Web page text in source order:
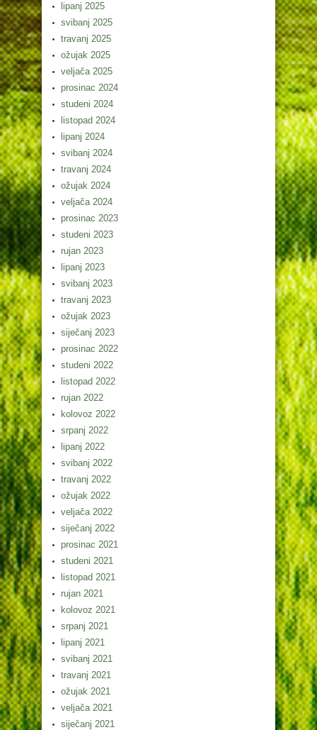
lipanj 2025
svibanj 2025
travanj 2025
ožujak 2025
veljača 2025
prosinac 2024
studeni 2024
listopad 2024
lipanj 2024
svibanj 2024
travanj 2024
ožujak 2024
veljača 2024
prosinac 2023
studeni 2023
rujan 2023
lipanj 2023
svibanj 2023
travanj 2023
ožujak 2023
siječanj 2023
prosinac 2022
studeni 2022
listopad 2022
rujan 2022
kolovoz 2022
srpanj 2022
lipanj 2022
svibanj 2022
travanj 2022
ožujak 2022
veljača 2022
siječanj 2022
prosinac 2021
studeni 2021
listopad 2021
rujan 2021
kolovoz 2021
srpanj 2021
lipanj 2021
svibanj 2021
travanj 2021
ožujak 2021
veljača 2021
siječanj 2021